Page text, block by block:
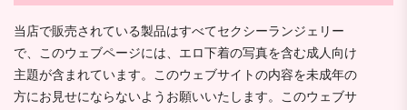
当店で販売されている製品はすべてセクシーランジェリー
で、このウェブページには、エロ下着の写真を含む成人向け
主題が含まれています。このウェブサイトの内容を未成年の
方にお見せにならないようお願いいたします。このウェブサ